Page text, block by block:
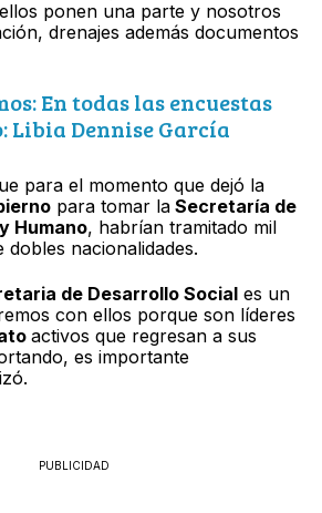
ponen una parte y nosotros
drenajes además documentos
En todas las encuestas
Libia Dennise García
para el momento que dejó la
para tomar la Secretaría de
Humano, habrían tramitado mil
nacionalidades.
de Desarrollo Social es un
con ellos porque son líderes
activos que regresan a sus
es importante
PUBLICIDAD